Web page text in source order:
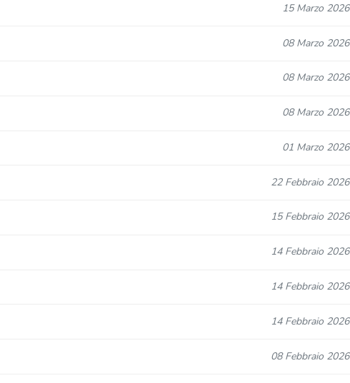
15 Marzo 2026
08 Marzo 2026
08 Marzo 2026
08 Marzo 2026
01 Marzo 2026
22 Febbraio 2026
15 Febbraio 2026
14 Febbraio 2026
14 Febbraio 2026
14 Febbraio 2026
08 Febbraio 2026